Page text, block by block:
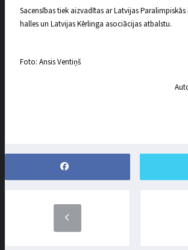
Sacensības tiek aizvadītas ar Latvijas
halles un Latvijas Kērlinga asociācijas atbalstu.
Foto: Ansis Ventiņš